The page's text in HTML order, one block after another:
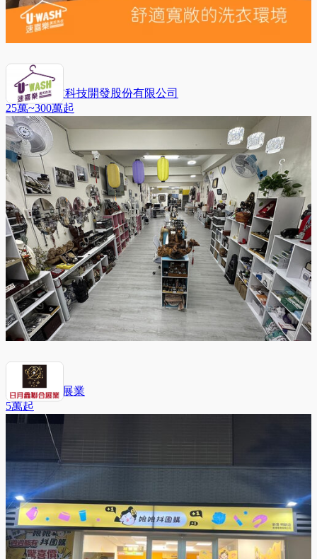
速喜樂 洗衣科技開發股份有限公司
25萬~300萬起
日月鑫聯合展業
5萬起